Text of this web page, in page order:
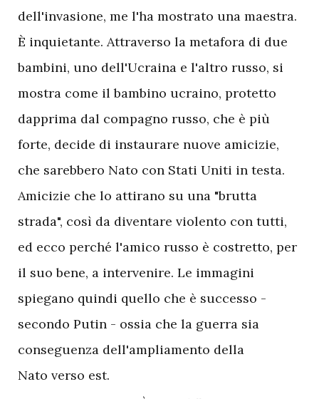
dell'invasione, me l'ha mostrato una maestra.
È inquietante. Attraverso la metafora di due
bambini, uno dell'Ucraina e l'altro russo, si
mostra come il bambino ucraino, protetto
dapprima dal compagno russo, che è più
forte, decide di instaurare nuove amicizie,
che sarebbero Nato con Stati Uniti in testa.
Amicizie che lo attirano su una "brutta
strada", così da diventare violento con tutti,
ed ecco perché l'amico russo è costretto, per
il suo bene, a intervenire. Le immagini
spiegano quindi quello che è successo -
secondo Putin - ossia che la guerra sia
conseguenza dell'ampliamento della
Nato verso est.